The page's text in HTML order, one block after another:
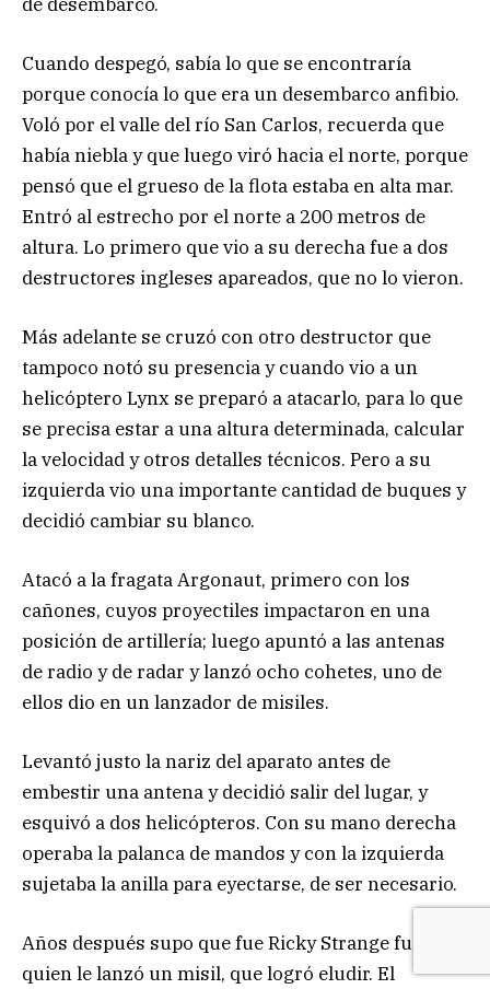
Cuando despegó, sabía lo que se encontraría
porque conocía lo que era un desembarco anfibio.
Voló por el valle del río San Carlos, recuerda que
había niebla y que luego viró hacia el norte, porque
pensó que el grueso de la flota estaba en alta mar.
Entró al estrecho por el norte a 200 metros de
altura. Lo primero que vio a su derecha fue a dos
destructores ingleses apareados, que no lo vieron.
Más adelante se cruzó con otro destructor que
tampoco notó su presencia y cuando vio a un
helicóptero Lynx se preparó a atacarlo, para lo que
se precisa estar a una altura determinada, calcular
la velocidad y otros detalles técnicos. Pero a su
izquierda vio una importante cantidad de buques y
decidió cambiar su blanco.
Atacó a la fragata Argonaut, primero con los
cañones, cuyos proyectiles impactaron en una
posición de artillería; luego apuntó a las antenas
de radio y de radar y lanzó ocho cohetes, uno de
ellos dio en un lanzador de misiles.
Levantó justo la nariz del aparato antes de
embestir una antena y decidió salir del lugar, y
esquivó a dos helicópteros. Con su mano derecha
operaba la palanca de mandos y con la izquierda
sujetaba la anilla para eyectarse, de ser necesario.
Años después supo que fue Ricky Strange fue
quien le lanzó un misil, que logró eludir. El